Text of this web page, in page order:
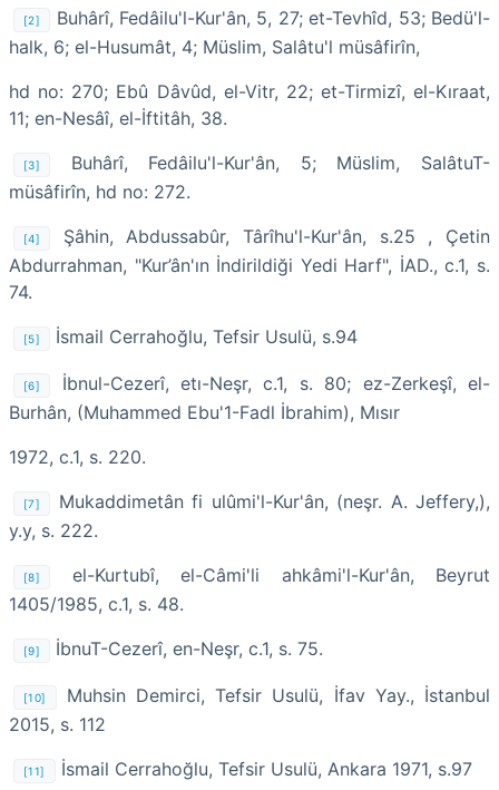
[2]
Buhârî, Fedâilu'l-Kur'ân, 5, 27; et-Tevhîd, 53; Bedü'l-
halk, 6; el-Husumât, 4; Müslim, Salâtu'l müsâfirîn,
hd no: 270; Ebû Dâvûd, el-Vitr, 22; et-Tirmizî, el-Kıraat,
11; en-Nesâî, el-İftitâh, 38.
[3]
Buhârî, Fedâilu'l-Kur'ân, 5; Müslim, SalâtuT-
müsâfirîn, hd no: 272.
[4]
Şâhin, Abdussabûr, Târîhu'l-Kur'ân, s.25 , Çetin
Abdurrahman, "Kur’ân'ın İndirildiği Yedi Harf", İAD., c.1, s.
74.
[5] İsmail Cerrahoğlu, Tefsir Usulü, s.94
[6]
İbnul-Cezerî, etı-Neşr, c.1, s. 80; ez-Zerkeşî, el-
Burhân, (Muhammed Ebu'1-Fadl İbrahim), Mısır
1972, c.1, s. 220.
[7]
Mukaddimetân fi ulûmi'l-Kur'ân, (neşr. A. Jeffery,),
y.y, s. 222.
[8]
el-Kurtubî, el-Câmi'li ahkâmi'l-Kur'ân, Beyrut
1405/1985, c.1, s. 48.
[9] İbnuT-Cezerî, en-Neşr, c.1, s. 75.
[10]
Muhsin Demirci, Tefsir Usulü, İfav Yay., İstanbul
2015, s. 112
[11] İsmail Cerrahoğlu, Tefsir Usulü, Ankara 1971, s.97